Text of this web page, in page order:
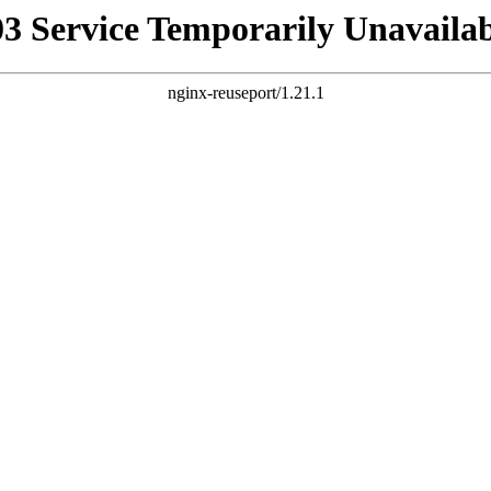
Service Temporarily
nginx-reuseport/1.21.1